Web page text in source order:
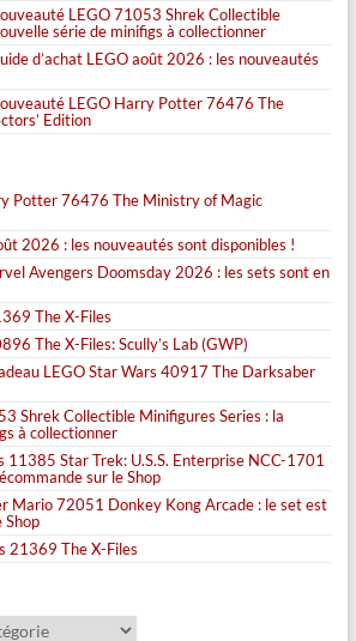
LEGO 71053 Shrek Collectible
série de minifigs à collectionner
d’achat LEGO août 2026 : les nouveautés
LEGO Harry Potter 76476 The
Edition
Potter 76476 The Ministry of Magic
2026 : les nouveautés sont disponibles !
Avengers Doomsday 2026 : les sets sont en
The X-Files
The X-Files: Scully’s Lab (GWP)
LEGO Star Wars 40917 The Darksaber
Shrek Collectible Minifigures Series : la
à collectionner
11385 Star Trek: U.S.S. Enterprise NCC-1701
sur le Shop
Mario 72051 Donkey Kong Arcade : le set est
Shop
21369 The X-Files